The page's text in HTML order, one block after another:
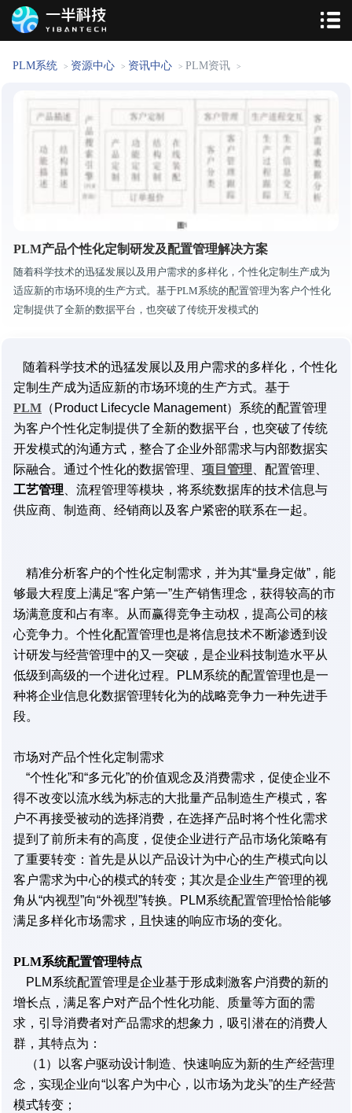
PLM系统 > 资源中心 > 资讯中心 > PLM资讯 >
PLM产品个性化定制研发及配置管理解决方案
随着科学技术的迅猛发展以及用户需求的多样化，个性化定制生产成为
适应新的市场环境的生产方式。基于PLM系统的配置管理为客户个性化
定制提供了全新的数据平台，也突破了传统开发模式的
随着科学技术的迅猛发展以及用户需求的多样化，个性化
定制生产成为适应新的市场环境的生产方式。基于
PLM （Product Lifecycle Management）系统的配置管理
为客户个性化定制提供了全新的数据平台，也突破了传统
开发模式的沟通方式，整合了企业外部需求与内部数据实
际融合。 通过个性化的数据管理、 项目管理 、配置管理、
工艺管理 、流程管理等模块，将系统数据库的技术信息与
供应商、制造商、经销商以及客户紧密的联系在一起。
精准分析客户的个性化定制需求，并为其“量身定做”，能
够最大程度上满足“客户第一”生产销售理念，获得较高的市
场满意度和占有率。从而赢得竞争主动权，提高公司的核
心竞争力。个性化配置管理也是将信息技术不断渗透到设
计研发与经营管理中的又一突破，是企业科技制造水平从
低级到高级的一个进化过程。PLM系统的配置管理也是一
种将企业信息化数据管理转化为的战略竞争力一种先进手
段。
市场对产品个性化定制需求
“个性化”和“多元化”的价值观念及消费需求，促使企业不
得不改变以流水线为标志的大批量产品制造生产模式，客
户不再接受被动的选择消费，在选择产品时将个性化需求
提到了前所未有的高度，促使企业进行产品市场化策略有
了重要转变：首先是从以产品设计为中心的生产模式向以
客户需求为中心的模式的转变；其次是企业生产管理的视
角从“内视型”向“外视型”转换。PLM系统配置管理恰恰能够
满足多样化市场需求，且快速的响应市场的变化。
PLM系统配置管理特点
PLM系统配置管理是企业基于形成刺激客户消费的新的
增长点，满足客户对产品个性化功能、质量等方面的需
求，引导消费者对产品需求的想象力，吸引潜在的消费人
群，其特点为：
（1）以客户驱动设计制造、快速响应为新的生产经营理
念，实现企业向“以客户为中心，以市场为龙头”的生产经营
模式转变；